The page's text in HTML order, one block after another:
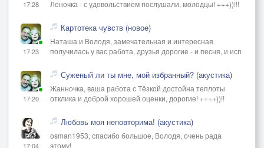
17:28
Леночка - с удовольствием послушали, молодцы! +++))!!!
17:23
Картотека чувств (новое)
Наташа и Володя, замечательная и интересная
получилась у вас работа, друзья дорогие - и песня, и исп
17:20
Суженый ли ты мне, мой избранный? (акустика)
Жанночка, ваша работа с Тёзкой достойна теплоты
отклика и доброй хорошей оценки, дорогие! ++++))!!
17:04
Любовь моя неповторима! (акустика)
osman1953, спасибо большое, Володя, очень рада
этому!